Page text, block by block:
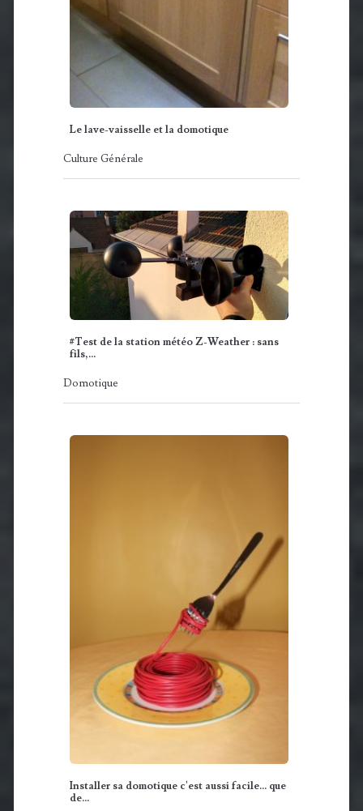
Le lave-vaisselle et la domotique
Culture Générale
#Test de la station météo Z-Weather : sans
fils,…
Domotique
Installer sa domotique c'est aussi facile... que
de…